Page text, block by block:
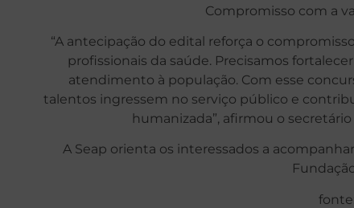
Compromisso com a
“A antecipação do edital reforça o
profissionais da saúde. Precisamos
atendimento à população. Com esse
talentos ingressem no serviço público e
humanizada”, afirmou o
A Seap orienta os interessados a